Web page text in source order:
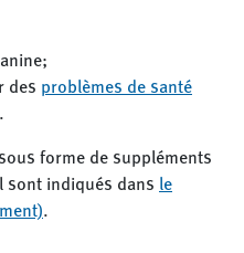
des problèmes de santé
.
forme de suppléments
sont indiqués dans le
.